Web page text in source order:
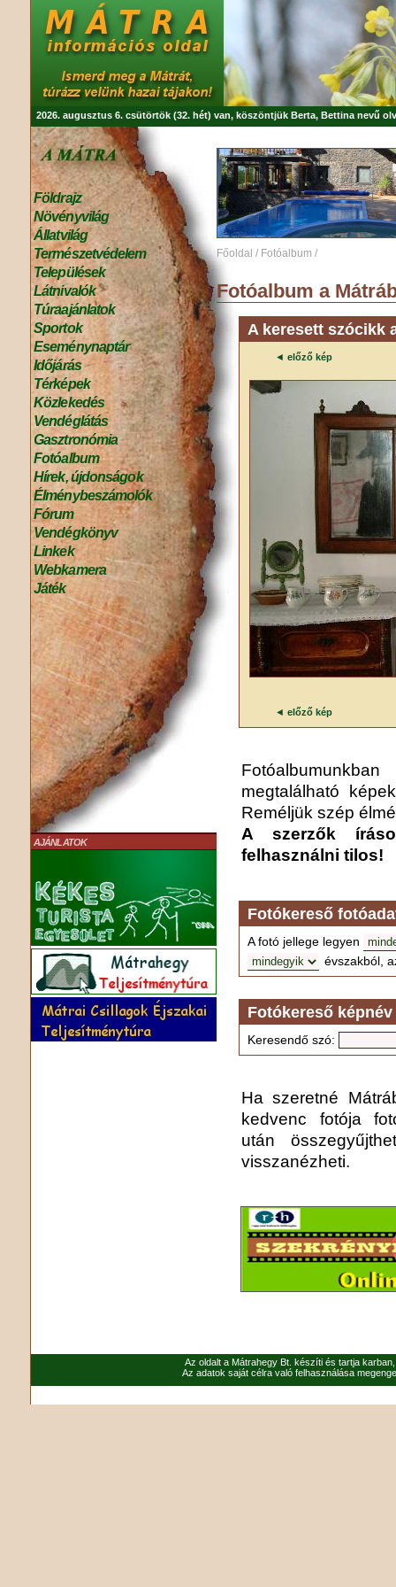
2026. augusztus 6. csütörtök (32. hét) van, köszöntjük Berta, Bettina nevű
Földrajz
Növényvilág
Állatvilág
Természetvédelem
Települések
Látnivalók
Túraajánlatok
Sportok
Eseménynaptár
Időjárás
Térképek
Közlekedés
Vendéglátás
Gasztronómia
Fotóalbum
Hírek, újdonságok
Élménybeszámolók
Fórum
Vendégkönyv
Linkek
Webkamera
Játék
AJÁNLATOK
Főoldal / Fotóalbum /
Fotóalbum a
A keresett szócikk
◄ előző kép
◄ előző kép
megtalálható
Reméljük szép
A szerzők
felhasználni tilos!
Fotókereső
A fotó jellege legyen
évszakból,
Fotókereső
Keresendő szó:
Ha szeretné
kedvenc fotója
után
visszanézheti.
Az oldalt a Mátrahegy Bt. készíti és tartja
Az adatok saját célra való felhasználása